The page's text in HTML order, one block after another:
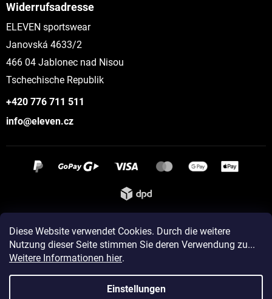
Diese Website verwendet Cookies. Durch die weitere
Nutzung dieser Seite stimmen Sie deren Verwendung zu...
Weitere Informationen hier.
Einstellungen
Widerrufsadresse
ELEVEN sportswear
Janovská 4633/2
466 04 Jablonec nad Nisou
Tschechische Republik
+420 776 711 511
info@eleven.cz
Instagram
Erstellt von Shoptet